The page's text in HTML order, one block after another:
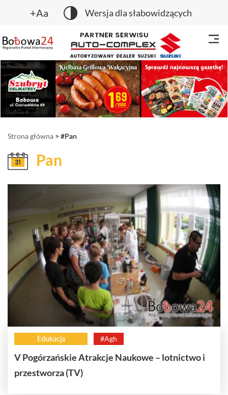
+Aa Wersja dla słabowidzących
Strona główna > #Pan
Pan
Edukacja #Agh
V Pogórzańskie Atrakcje Naukowe – lotnictwo i
przestworza (TV)